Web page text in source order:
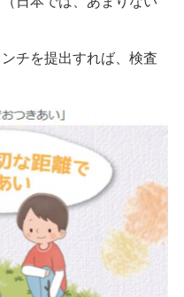
チを提出すれば、検査